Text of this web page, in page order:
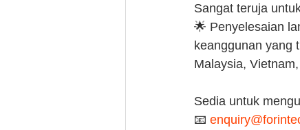
Sangat teruja
🌟 Penyelesaian
keanggunan yang
Malaysia,
Sedia untuk
📧